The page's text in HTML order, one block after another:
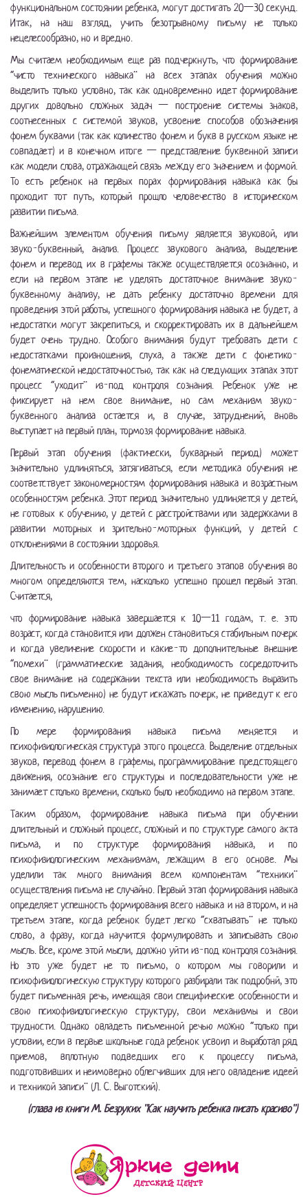
функциональном состоянии ребенка, могут достигать 20—30 секунд.
Итак, на наш взгляд, учить безотрывному письму не только
нецелесообразно, но и вредно.
Мы считаем необходимым еще раз подчеркнуть, что формирование
“чисто технического навыка” на всех этапах обучения можно
выделить только условно, так как одновременно идет формирование
других довольно сложных задач — построение системы знаков,
соотнесенных с системой звуков, усвоение способов обозначения
фонем буквами (так как количество фонем и букв в русском языке не
совпадает) и в конечном итоге — представление буквенной записи
как модели слова, отражающей связь между его значением и формой.
То есть ребенок на первых порах формирования навыка как бы
проходит тот путь, который прошло человечество в историческом
развитии письма.
Важнейшим элементом обучения письму является звуковой, или
звуко-буквенный, анализ. Процесс звукового анализа, выделение
фонем и перевод их в графемы также осуществляется осознанно, и
если на первом этапе не уделять достаточное внимание звуко-
буквенному анализу, не дать ребенку достаточно времени для
проведения этой работы, успешного формирования навыка не будет, а
недостатки могут закрепиться, и скорректировать их в дальнейшем
будет очень трудно. Особого внимания будут требовать дети с
недостатками произношения, слуха, а также дети с фонетико-
фонематической недостаточностью, так как на следующих этапах этот
процесс “уходит” из-под контроля сознания. Ребенок уже не
фиксирует на нем свое внимание, но сам механизм звуко-
буквенного анализа остается и, в случае, затруднений, вновь
выступает на первый план, тормозя формирование навыка.
Первый этап обучения (фактически, букварный период) может
значительно удлиняться, затягиваться, если методика обучения не
соответствует закономерностям формирования навыка и возрастным
особенностям ребенка. Этот период значительно удлиняется у детей,
не готовых к обучению, у детей с расстройствами или задержками в
развитии моторных и зрительно-моторных функций, у детей с
отклонениями в состоянии здоровья.
Длительность и особенности второго и третьего этапов обучения во
многом определяются тем, насколько успешно прошел первый этап.
Считается,
что формирование навыка завершается к 10—11 годам, т. е. это
возраст, когда становится или должен становиться стабильным почерк
и когда увеличение скорости и какие-то дополнительные внешние
“помехи” (грамматические задания, необходимость сосредоточить
свое внимание на содержании текста или необходимость выразить
свою мысль письменно) не будут искажать почерк, не приведут к его
изменению, нарушению.
По мере формирования навыка письма меняется и
психофизиологическая структура этого процесса. Выделение отдельных
звуков, перевод фонем в графемы, программирование предстоящего
движения, осознание его структуры и последовательности уже не
занимает столько времени, сколько было необходимо на первом этапе.
Таким образом, формирование навыка письма при обучении
длительный и сложный процесс, сложный и по структуре самого акта
письма, и по структуре формирования навыка, и по
психофизиологическим механизмам, лежащим в его основе. Мы
уделили так много внимания всем компонентам “техники”
осуществления письма не случайно. Первый этап формирования навыка
определяет успешность формирования всего навыка и на втором, и на
третьем этапе, когда ребенок будет легко “схватывать” не только
слово, а фразу, когда научится формулировать и записывать свою
мысль. Все, кроме этой мысли, должно уйти из-под контроля сознания.
Но это уже будет не то письмо, о котором мы говорили и
психофизиологическую структуру которого разбирали так подробнй, это
будет письменная речь, имеющая свои специфические особенности и
свою психофизиологическую структуру, свои механизмы и свои
трудности. Однако овладеть письменной речью можно “только при
условии, если в первые школьные года ребенок усвоил и выработал ряд
приемов, вплотную подведших его к процессу письма,
подготовивших и неимоверно облегчивших для него овладение идеей
и техникой записи” (Л. С. Выготский).
(глава из книги М. Безруких "Как научить ребенка писать красиво")